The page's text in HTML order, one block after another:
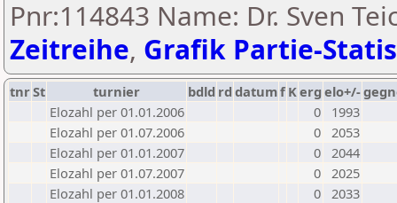
Pnr:114843 Name: Dr. Sven
Zeitreihe, Grafik Partie-
tnrSt turnier bdld rd datumf Kerg elo+/-
Elozahl per 01.01.2006
0
1993
Elozahl per 01.07.2006
0 2053
Elozahl per 01.01.2007
0 2044
Elozahl per 01.07.2007
0 2025
Elozahl per 01.01.2008
0 2033